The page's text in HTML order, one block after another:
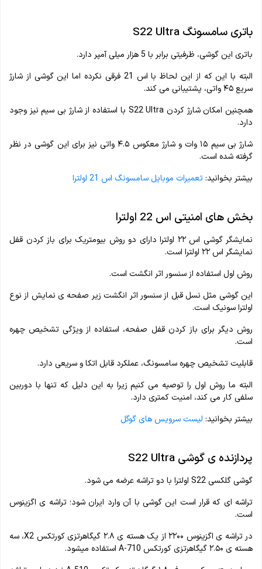
باتری سامسونگ S22 Ultra
باتری این گوشی، ظرفیتی برابر با 5 هزار میلی آمپر دارد.
البته با این که از این لحاظ با اس 21 فرقی نکرده اما این گوشی از شارژ
سریع ۴۵ واتی، پشتیبانی می کند.
همچنین امکان شارژ کردن S22 Ultra با استفاده از شارژ بی سیم نیز وجود
دارد.
شارژ بی سیم ۱۵ ‌وات و شارژ معکوس ۴.۵ واتی نیز برای این گوشی در نظر
گرفته شده است.
بیشتر بخوانید:تعمیرات موبایل سامسونگ اس 21 اولترا
بخش های امنیتی اس 22 اولترا
نمایشگر گوشی اس ۲۲ اولترا دارای دو روش بیومتریک برای باز کردن قفل
نمایشگر اس ۲۲ اولترا است.
روش اول استفاده از سنسور اثر انگشت است.
این گوشی مثل نسل قبل از سنسور اثر انگشت زیر صفحه ی نمایش از نوع
اولترا سونیک است.
روش دیگر برای باز کردن قفل صفحه، استفاده از ویژگی تشخیص چهره
است‌.
قابلیت تشخیص چهره سامسونگ، عملکرد قابل اتکا و سریعی دارد.
البته ما روش اول را توصیه می کنیم زیرا به این دلیل که تنها با دوربین
سلفی کار می‌ کند، امنیت کمتری دارد.
بیشتر بخوانید: لیست سرویس های گوگل
پردازنده ی گوشی S22 Ultra
گوشی گلکسی S22 اولترا با دو تراشه عرضه می شود.
تراشه ای که قرار است این گوشی با آن وارد ایران شود؛ تراشه ی اگزینوس
است.
در تراشه ی اگزینوس ۲۲۰۰ از یک هسته ی ۲.۸ گیگاهرتزی کورتکس X2، سه
هسته ی ۲.۵۰ گیگاهرتزی کورتکس A-710 استفاده میشود.